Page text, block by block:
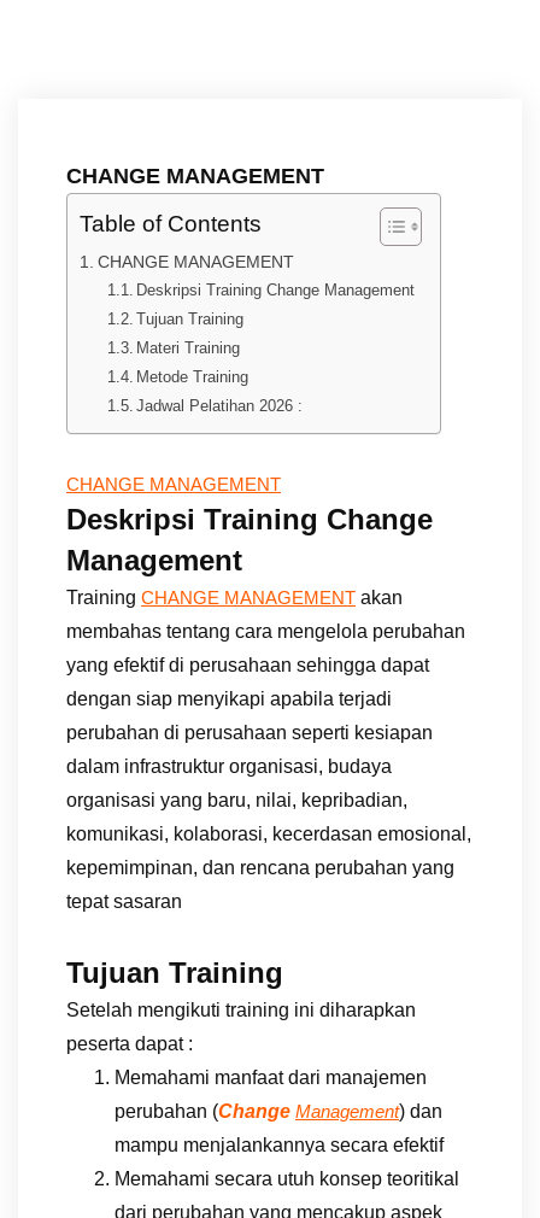
CHANGE MANAGEMENT
Table of Contents
CHANGE MANAGEMENT
Deskripsi Training Change Management
Tujuan Training
Materi Training
Metode Training
Jadwal Pelatihan 2026 :
CHANGE MANAGEMENT
Deskripsi Training Change
Management
Training CHANGE MANAGEMENT akan
membahas tentang cara mengelola perubahan
yang efektif di perusahaan sehingga dapat
dengan siap menyikapi apabila terjadi
perubahan di perusahaan seperti kesiapan
dalam infrastruktur organisasi, budaya
organisasi yang baru, nilai, kepribadian,
komunikasi, kolaborasi, kecerdasan emosional,
kepemimpinan, dan rencana perubahan yang
tepat sasaran
Tujuan Training
Setelah mengikuti training ini diharapkan
peserta dapat :
Memahami manfaat dari manajemen
perubahan (Change Management) dan
mampu menjalankannya secara efektif
Memahami secara utuh konsep teoritikal
dari perubahan yang mencakup aspek